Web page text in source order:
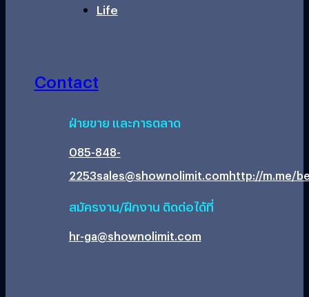
Life
Contact
ฝ่ายขาย และการตลาด
085-848-
2253sales@shownolimit.comhttp://m.me/
สมัครงาน/ฝึกงาน ติดต่อได้ที่
hr-ga@shownolimit.com